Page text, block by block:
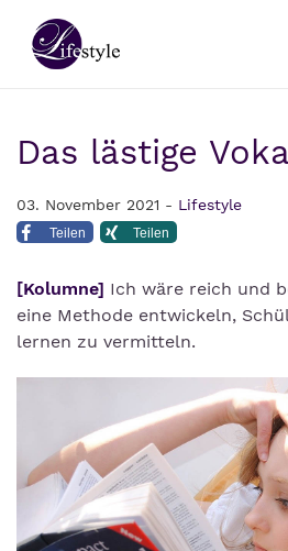
Das lästige
03. November 2021 - Lifestyle
Teilen Teilen
[Kolumne] Ich wäre reich und
eine Methode entwickeln,
lernen zu vermitteln.